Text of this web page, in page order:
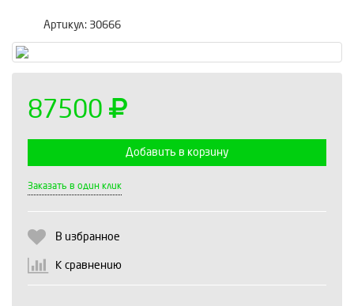
Артикул: 30666
87500
Добавить в корзину
Заказать в один клик
В избранное
К сравнению